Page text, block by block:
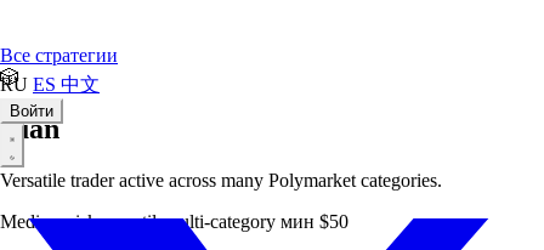
RU ES 中文
Войти
Все стратегии
🎲
euan
Versatile trader active across many Polymarket categories.
Medium risk versatilemulti-category мин $50